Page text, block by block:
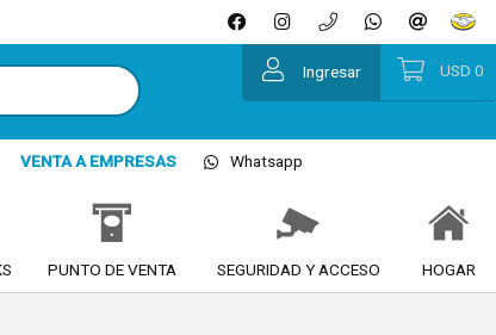
Ingresar USD 0
VENTA A EMPRESAS Whatsapp
PUNTO DE VENTA SEGURIDAD Y ACCESO HOGAR